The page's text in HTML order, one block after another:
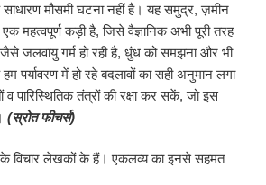
मौसमी घटना नहीं है। यह समुद्र, ज़मीन
महत्वपूर्ण कड़ी है, जिसे वैज्ञानिक अभी पूरी तरह
जलवायु गर्म हो रही है, धुंध को समझना और भी
पर्यावरण में हो रहे बदलावों का सही अनुमान लगा
तंत्रों की रक्षा कर सकें, जो इस
(स्रोत फीचर्स)
विचार लेखकों के हैं। एकलव्य का इनसे सहमत